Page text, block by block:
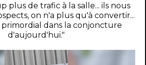
plus de trafic à la salle... ils nous
on n'a plus qu'à convertir...
dans la conjoncture
d'aujourd'hui."